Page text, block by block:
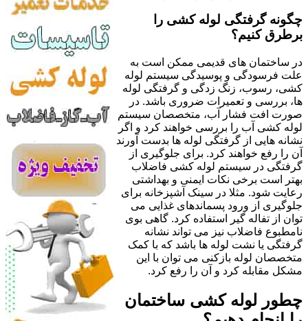
چگونه گرفتگی لوله کشی را
برطرق کنیم؟
در ساختمان های قدیمی ممکن است به
علت فرسودگی و پوسیدگی سیستم لوله
کشی، رسوب، زنگ زدگی و گرفتگی لوله
ها، بررسی و تعمیرات ضروری باشد. در
صورت افت فشار آب، متخصصان سیستم
لوله کشی آب را بررسی خواهند کرد و اگر
نشانه هایی از گرفتگی لوله ها بدست آورند
آن را رفع خواهند کرد. برای جلوگیری از
گرفتگی در سیستم لوله کشی فاضلاب
بهتر است برخی نکات ایمنی و بهداشتی
رعایت شود. مثلا در سینک آشپزخانه برای
جلوگیری از ورود پسماندهای غذایی می
توان از تفاله گیر استفاده کرد. گاهی بوی
نامطبوع فاضلاب نیز می تواند نشانه
گرفتگی یا نشت لوله ها باشد که با کمک
متخصصان لوله بازکنی می توان با این
مشکل مقابله کرد و آن را رفع کرد.
چطور لوله کشی ساختمان